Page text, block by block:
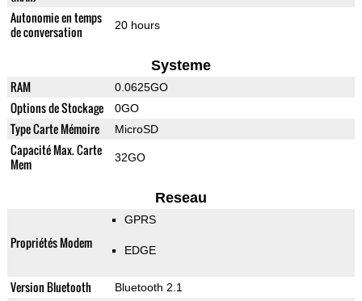
Autonomie en temps
de conversation
20 hours
Systeme
RAM 0.0625GO
Options de Stockage 0GO
Type Carte Mémoire MicroSD
Capacité Max. Carte
Mem
32GO
Reseau
Propriétés Modem
GPRS
EDGE
Version Bluetooth Bluetooth 2.1